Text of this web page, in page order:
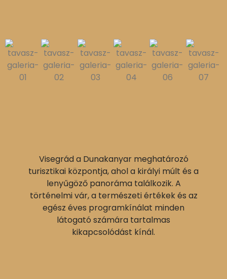
Visegrád a Dunakanyar meghatározó
turisztikai központja, ahol a királyi múlt és a
lenyűgöző panoráma találkozik. A
történelmi vár, a természeti értékek és az
egész éves programkínálat minden
látogató számára tartalmas
kikapcsolódást kínál.